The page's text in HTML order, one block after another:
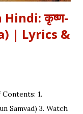
कृष्ण-
| Lyrics &
1.
Samvad) 3. Watch